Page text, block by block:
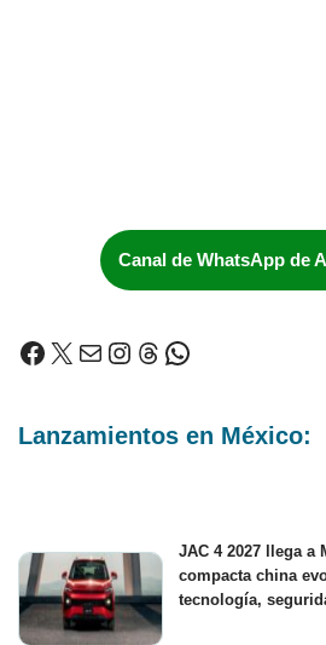
Canal de WhatsApp de
Lanzamientos en México:
JAC 4 2027 llega a
compacta china
tecnología,